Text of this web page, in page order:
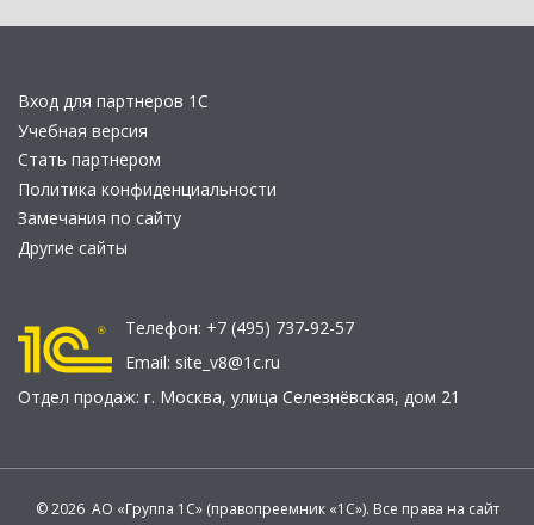
Вход для партнеров 1С
Учебная версия
Стать партнером
Политика конфиденциальности
Замечания по сайту
Другие сайты
Телефон: +7 (495) 737-92-57
Email: site_v8@1c.ru
Отдел продаж: г. Москва, улица Селезнёвская, дом 21
© 2026 АО «Группа 1С» (правопреемник «1С»). Все права на сайт